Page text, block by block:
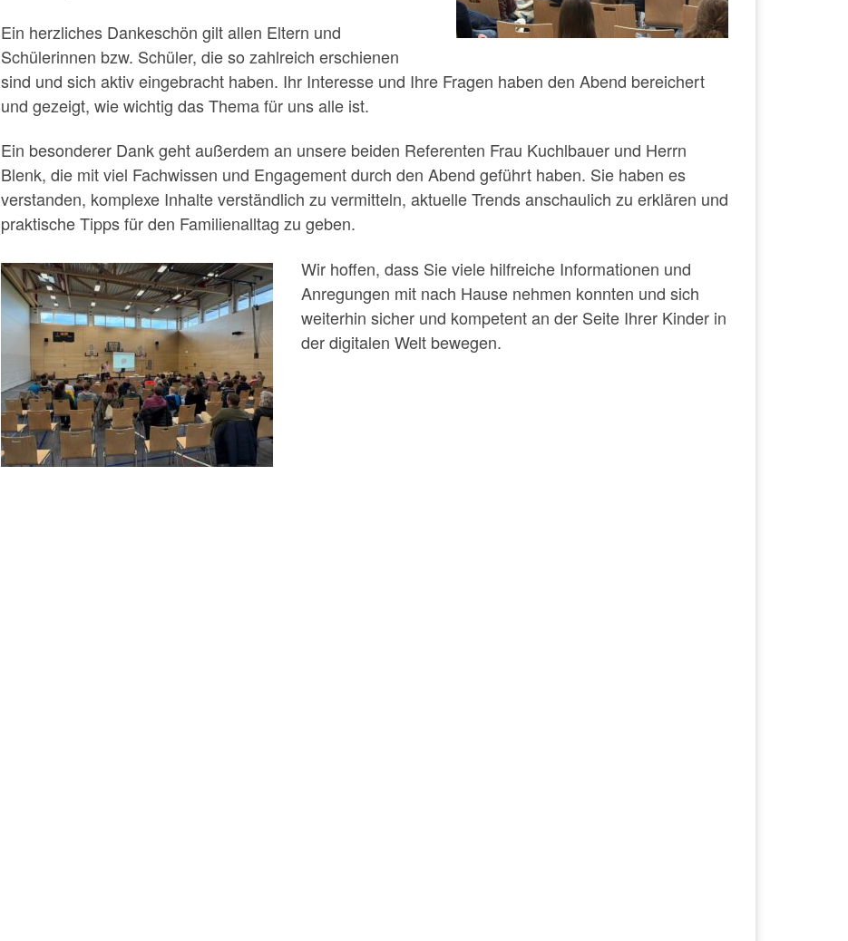
Ein herzliches Dankeschön gilt allen Eltern und
Schülerinnen bzw. Schüler, die so zahlreich erschienen
sind und sich aktiv eingebracht haben. Ihr Interesse und Ihre Fragen haben den Abend bereichert
und gezeigt, wie wichtig das Thema für uns alle ist.
Ein besonderer Dank geht außerdem an unsere beiden Referenten Frau Kuchlbauer und Herrn
Blenk, die mit viel Fachwissen und Engagement durch den Abend geführt haben. Sie haben es
verstanden, komplexe Inhalte verständlich zu vermitteln, aktuelle Trends anschaulich zu erklären und
praktische Tipps für den Familienalltag zu geben.
Wir hoffen, dass Sie viele hilfreiche Informationen und
Anregungen mit nach Hause nehmen konnten und sich
weiterhin sicher und kompetent an der Seite Ihrer Kinder in
der digitalen Welt bewegen.